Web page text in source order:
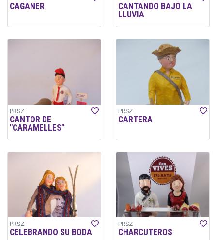
CAGANER
CANTANDO BAJO LA
LLUVIA
PRSZ
CANTOR DE
"CARAMELLES"
PRSZ
CARTERA
PRSZ
CELEBRANDO SU BODA
PRSZ
CHARCUTEROS